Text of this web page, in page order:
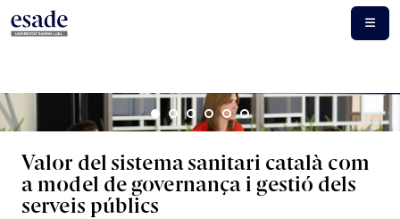
Valor del sistema sanitari català com
a model de governança i gestió dels
serveis públics